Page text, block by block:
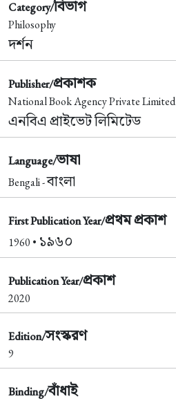
Category/বিভাগ
Philosophy
দর্শন
Publisher/প্রকাশক
National Book Agency Private Limited
এনবিএ প্রাইভেট লিমিটেড
Language/ভাষা
Bengali -বাংলা
First Publication Year/প্রথম প্রকাশ
1960 • ১৯৬০
Publication Year/প্রকাশ
2020
Edition/সংস্করণ
9
Binding/বাঁধাই